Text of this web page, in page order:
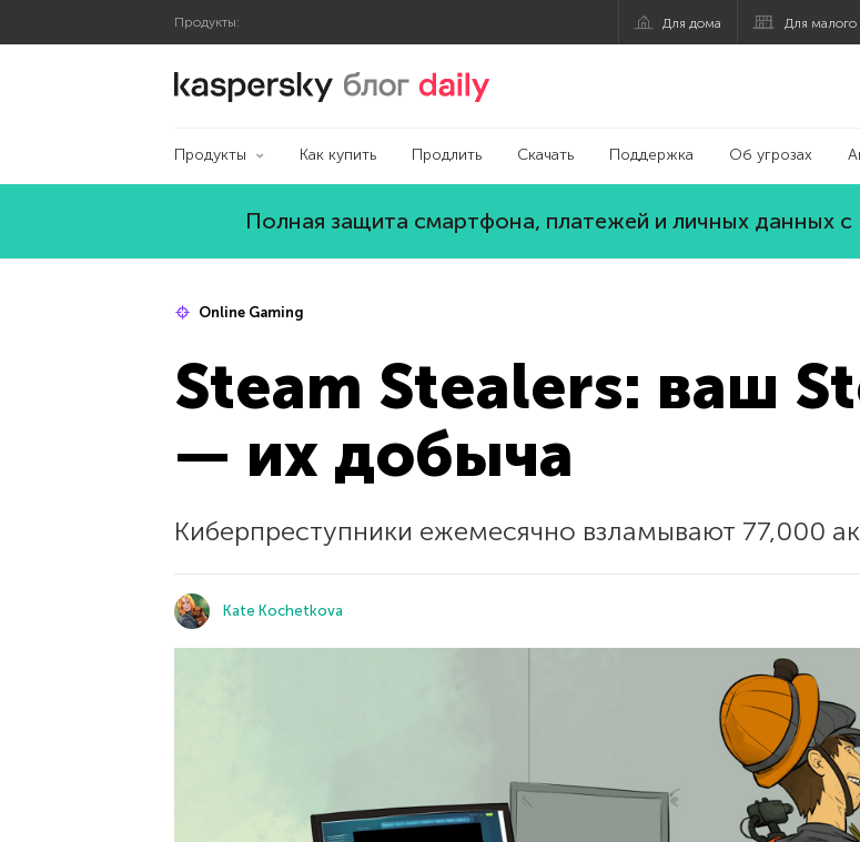
Продукты: Для дома Для малого
Блог Касперского
Продукты Как купить Продлить Скачать Поддержка Об угрозах
Полная защита смартфона, платежей и личных данных с
Online Gaming
Steam Stealers: ваш
— их добыча
Киберпреступники ежемесячно взламывают 77,000
Kate Kochetkova